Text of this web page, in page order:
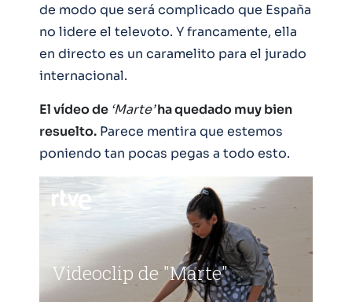
de modo que será complicado que España
no lidere el televoto. Y francamente, ella
en directo es un caramelito para el jurado
internacional.
El vídeo de ‘Marte’ha quedado muy bien
resuelto. Parece mentira que estemos
poniendo tan pocas pegas a todo esto.